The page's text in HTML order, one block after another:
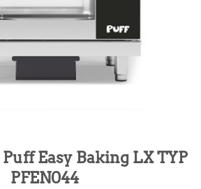
Easy Baking LX TYP
PFEN044